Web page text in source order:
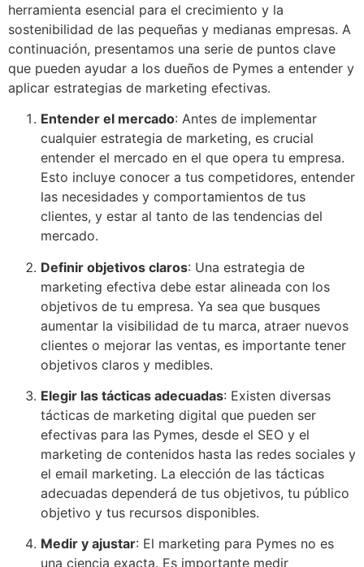
herramienta esencial para el crecimiento y la
sostenibilidad de las pequeñas y medianas empresas. A
continuación, presentamos una serie de puntos clave
que pueden ayudar a los dueños de Pymes a entender y
aplicar estrategias de marketing efectivas.
Entender el mercado: Antes de implementar
cualquier estrategia de marketing, es crucial
entender el mercado en el que opera tu empresa.
Esto incluye conocer a tus competidores, entender
las necesidades y comportamientos de tus
clientes, y estar al tanto de las tendencias del
mercado.
Definir objetivos claros: Una estrategia de
marketing efectiva debe estar alineada con los
objetivos de tu empresa. Ya sea que busques
aumentar la visibilidad de tu marca, atraer nuevos
clientes o mejorar las ventas, es importante tener
objetivos claros y medibles.
Elegir las tácticas adecuadas: Existen diversas
tácticas de marketing digital que pueden ser
efectivas para las Pymes, desde el SEO y el
marketing de contenidos hasta las redes sociales y
el email marketing. La elección de las tácticas
adecuadas dependerá de tus objetivos, tu público
objetivo y tus recursos disponibles.
Medir y ajustar: El marketing para Pymes no es
una ciencia exacta. Es importante medir